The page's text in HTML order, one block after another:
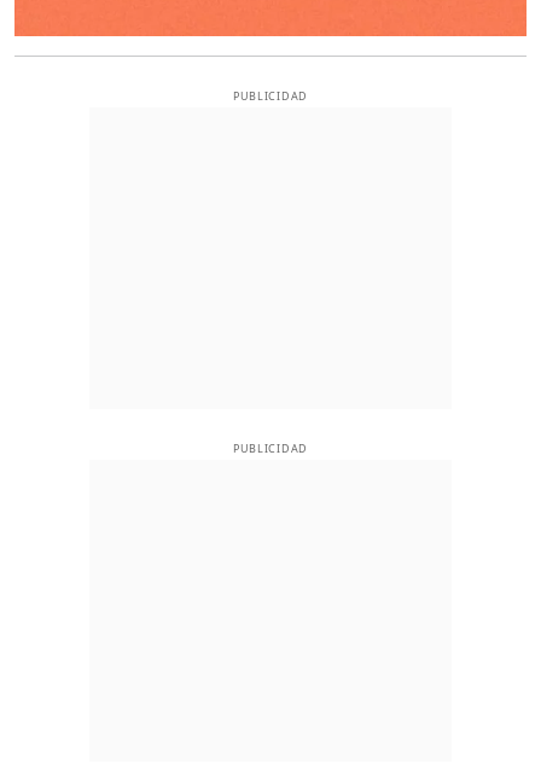
PUBLICIDAD
PUBLICIDAD